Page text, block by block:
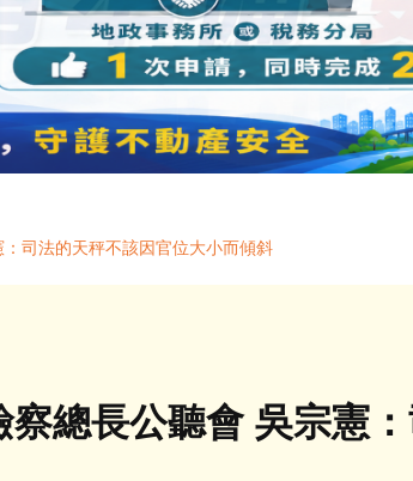
司法的天秤不該因官位大小而傾斜
察總長公聽會 吳宗憲